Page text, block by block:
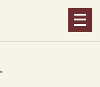
メ
ニ
ュ